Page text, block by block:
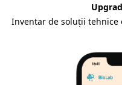
Inventar de soluții